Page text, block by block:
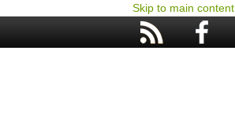
Skip to main content